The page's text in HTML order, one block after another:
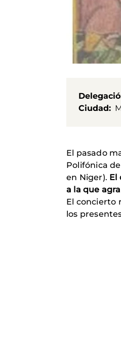
Ciudad
El pasado
Polifónica
en Niger). El
a la que
El concierto
los